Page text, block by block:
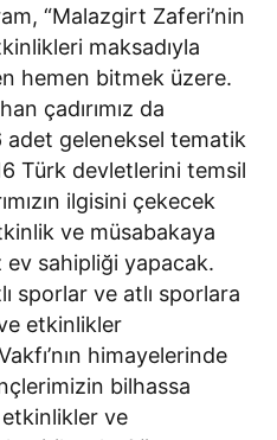
“Malazgirt Zaferi’nin
maksadıyla
hemen bitmek üzere.
çadırımız da
adet geleneksel tematik
Türk devletlerini temsil
ilgisini çekecek
ve müsabakaya
ev sahipliği yapacak.
sporlar ve atlı sporlara
etkinlikler
himayelerinde
bilhassa
ve